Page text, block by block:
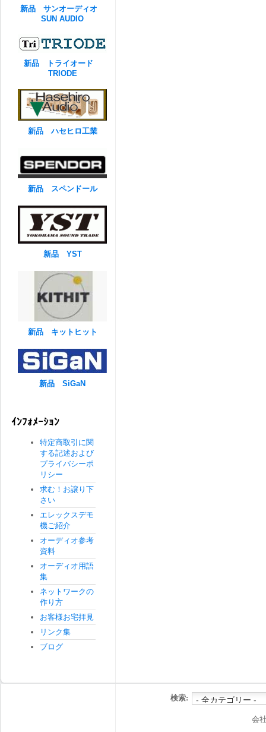
新品 サンオーディオ
SUN AUDIO
新品 トライオード
TRIODE
新品 ハセヒロ工業
新品 スペンドール
新品 YST
新品 キットヒット
新品 SiGaN
ｲﾝﾌｫﾒｰｼｮﾝ
特定商取引に関
する記述および
プライバシーポ
リシー
求む！お譲り下
さい
エレックスデモ
機ご紹介
オーディオ参考
資料
オーディオ用語
集
ネットワークの
作り方
お客様お宅拝見
リンク集
ブログ
検索:
会